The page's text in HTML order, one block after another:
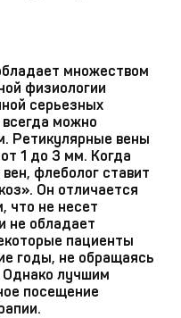
множеством
физиологии
серьезных
можно
Ретикулярные вены
1 до 3 мм. Когда
флеболог ставит
Он отличается
что не несет
не обладает
пациенты
годы, не обращаясь
лучшим
посещение